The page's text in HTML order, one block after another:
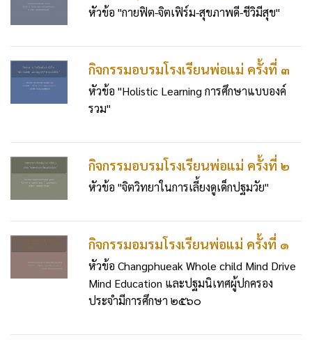
หัวข้อ "กายฟิต-จิตเฟิร์ม-สุขภาพดี-ชีวิมีสุข"
กิจกรรมอบรมโรงเรียนพ่อแม่ ครั้งที่ ๓
หัวข้อ "Holistic Learning การศึกษาแบบองค์
รวม"
กิจกรรมอบรมโรงเรียนพ่อแม่ ครั้งที่ ๒
หัวข้อ "จิตวิทยาในการเลี้ยงดูเด็กปฐมวัย"
กิจกรรมอมรมโรงเรียนพ่อแม่ ครั้งที่ ๑
หัวข้อ Changphueak Whole child Mind Drive
Mind Education และปฐมนิเทศผู้ปกครอง
ประจำมีการศึกษา ๒๕๖๐